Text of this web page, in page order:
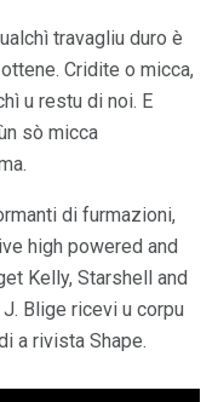
travagliu duro è
Cridite o micca,
u restu di noi. E
sò micca
di furmazioni,
high powered and
Kelly, Starshell and
Blige ricevi u corpu
a rivista Shape.